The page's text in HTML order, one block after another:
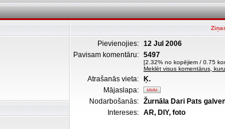
Pievienojies: 12 Jul 2006
Pavisam komentāru: 5497
[2.32% no kopējiem / 0.75
Meklēt visus komentārus,
Atrašanās vieta:
Ķ.
Mājaslapa:
Nodarbošanās: Žurnāla Dari Pats
Intereses: AR, DIY, foto